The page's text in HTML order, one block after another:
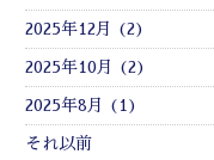
2025年12月 (2)
2025年10月 (2)
2025年8月 (1)
それ以前